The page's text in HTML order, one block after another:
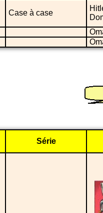
Case à case
Série